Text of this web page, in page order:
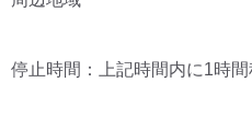
停止時間：上記時間内に1時